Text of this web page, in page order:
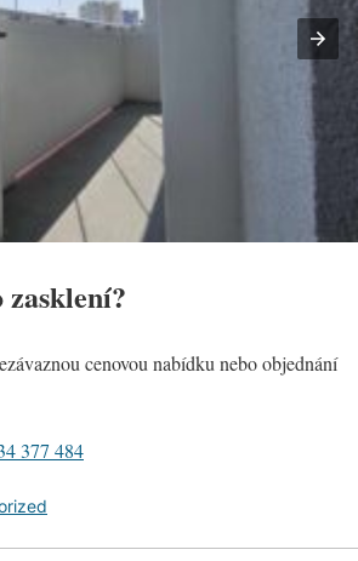
cenovou nabídku nebo objednání
377 484